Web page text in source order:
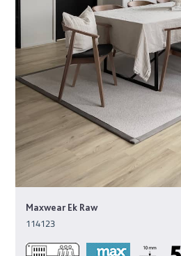
Maxwear Ek Raw
114123